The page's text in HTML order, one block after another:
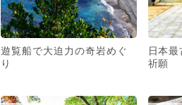
遊覧船で大迫力の奇岩めぐ
り
日本
祈願